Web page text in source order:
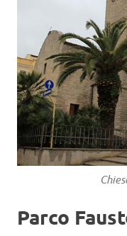
Parco